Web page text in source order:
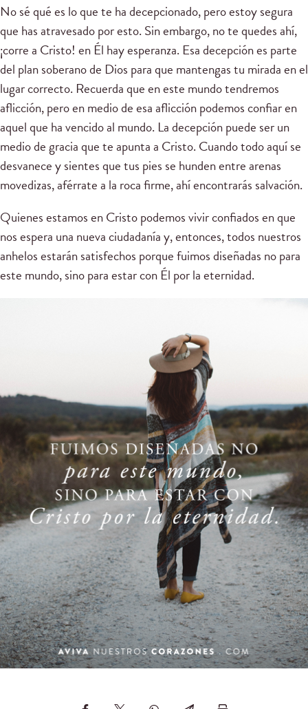
No sé qué es lo que te ha decepcionado, pero estoy segura
que has atravesado por esto. Sin embargo, no te quedes ahí,
¡corre a Cristo! en Él hay esperanza. Esa decepción es parte
del plan soberano de Dios para que mantengas tu mirada en el
lugar correcto. Recuerda que en este mundo tendremos
aflicción, pero en medio de esa aflicción podemos confiar en
aquel que ha vencido al mundo. La decepción puede ser un
medio de gracia que te apunta a Cristo. Cuando todo aquí se
desvanece y sientes que tus pies se hunden entre arenas
movedizas, aférrate a la roca firme, ahí encontrarás salvación.
Quienes estamos en Cristo podemos vivir confiados en que
nos espera una nueva ciudadanía y, entonces, todos nuestros
anhelos estarán satisfechos porque fuimos diseñadas no para
este mundo, sino para estar con Él por la eternidad.